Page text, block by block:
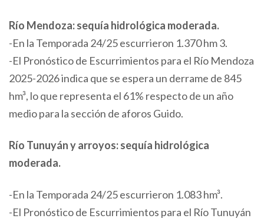
Río Mendoza: sequía hidrológica moderada.
-En la Temporada 24/25 escurrieron 1.370 hm 3.
-El Pronóstico de Escurrimientos para el Río Mendoza
2025-2026 indica que se espera un derrame de 845
hm³, lo que representa el 61% respecto de un año
medio para la sección de aforos Guido.
Río Tunuyán y arroyos: sequía hidrológica
moderada.
-En la Temporada 24/25 escurrieron 1.083 hm³.
-El Pronóstico de Escurrimientos para el Río Tunuyán